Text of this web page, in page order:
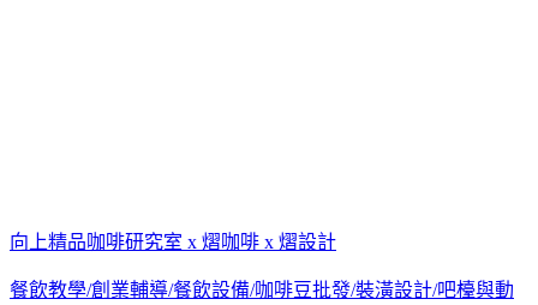
向上精品咖啡研究室 x 熠咖啡 x 熠設計
餐飲教學/創業輔導/餐飲設備/咖啡豆批發/裝潢設計/吧檯與動